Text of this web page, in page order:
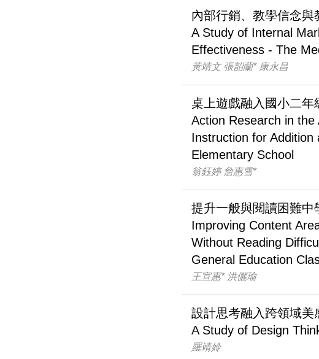
內部行銷、教學信念
A Study of Internal
Effectiveness - The
黃靖文 張韶蘭* 康永昌
桌上遊戲融入國小二
Action Research in the
Instruction for
Elementary School
翁鈺婷 詹惠雪*
提升一般與閱讀困難
Improving Content
Without Reading
General Education
王宣惠* 洪儷瑜
設計思考融入跨領域美
A Study of Design
羅靖姈